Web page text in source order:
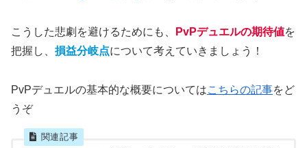
こうした悲劇を避けるためにも、 PvPデュエルの期待値を
把握し、 損益分岐点について考えていきましょう！
PvPデュエルの基本的な概要についてはこちらの記事をど
うぞ